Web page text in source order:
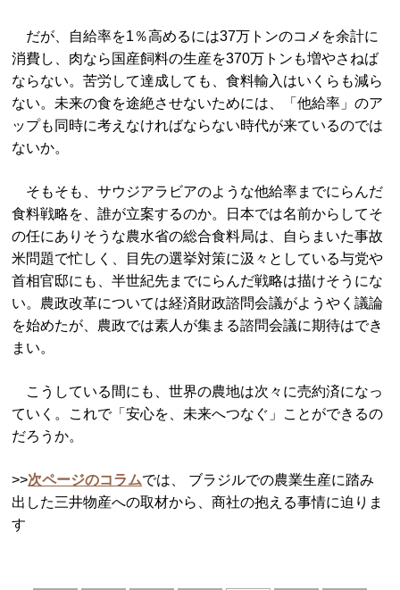
だが、自給率を1％高めるには37万トンのコメを余計に
消費し、肉なら国産飼料の生産を370万トンも増やさねば
ならない。苦労して達成しても、食料輸入はいくらも減ら
ない。未来の食を途絶させないためには、「他給率」のア
ップも同時に考えなければならない時代が来ているのでは
ないか。
そもそも、サウジアラビアのような他給率までにらんだ
食料戦略を、誰が立案するのか。日本では名前からしてそ
の任にありそうな農水省の総合食料局は、自らまいた事故
米問題で忙しく、目先の選挙対策に汲々としている与党や
首相官邸にも、半世紀先までにらんだ戦略は描けそうにな
い。農政改革については経済財政諮問会議がようやく議論
を始めたが、農政では素人が集まる諮問会議に期待はでき
まい。
こうしている間にも、世界の農地は次々に売約済になっ
ていく。これで「安心を、未来へつなぐ」ことができるの
だろうか。
>>次ページのコラムでは、 ブラジルでの農業生産に踏み
出した三井物産への取材から、商社の抱える事情に迫りま
す